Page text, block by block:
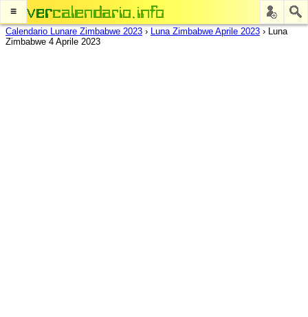
≡
Calendario Lunare Zimbabwe 2023 › Luna Zimbabwe Aprile 2023 › Luna
Zimbabwe 4 Aprile 2023